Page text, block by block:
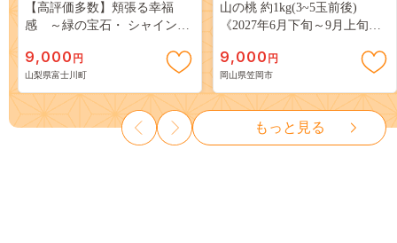
【高評価多数】頬張る幸福
感 ～緑の宝石・ シャインマ
３房） フルーツ 山梨県産 果
物 くだもの シャイン マスカ
ット ぶどう ブドウ 葡萄 大粒
種なし 先行予約 富士川町
10000円 一万円 9000円 九千円
9,000 円
山梨県富士川町
山の桃 約1kg(3~5玉前後)
《2027年6月下旬～9月上旬頃
岡山 はくとう スイーツ フル
ーツ 果物 デザート 旬 モモ も
も 先行予約 送料無料 果物 岡
山県 笠岡市 清水白桃 白鳳 白
麗 クール便---
kasaoka_zsy_419_100---
9,000 円
岡山県笠岡市
もっと見る